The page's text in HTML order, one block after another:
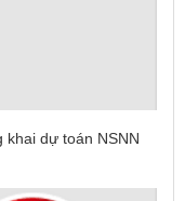
khai dự toán NSNN